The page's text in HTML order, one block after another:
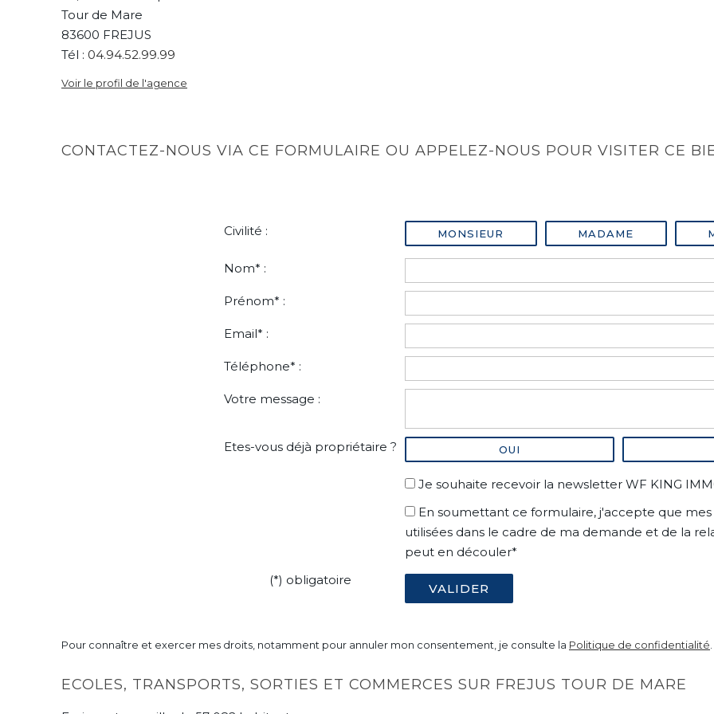
Tour de Mare
83600 FREJUS
Tél : 04.94.52.99.99
Voir le profil de l'agence
CONTACTEZ-NOUS VIA CE FORMULAIRE OU APPELEZ-NOUS POUR VISITER CE
Civilité : MONSIEUR MADAME
Nom* :
Prénom* :
Email* :
Téléphone* :
Votre message :
Etes-vous déjà propriétaire ? OUI
Je souhaite recevoir la newsletter WF KING
En soumettant ce formulaire, j'accepte que
utilisées dans le cadre de ma demande et de la
peut en découler*
(*) obligatoire
Pour connaître et exercer mes droits, notamment pour annuler mon consentement, je consulte la Politique de confidentialité.
ECOLES, TRANSPORTS, SORTIES ET COMMERCES SUR FREJUS TOUR DE MARE